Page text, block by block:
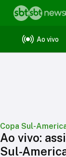
Ao vivo
Copa Sul-
Ao vivo:
Sul-